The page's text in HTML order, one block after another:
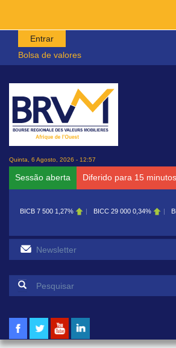
Passar para o conteúdo principal
Entrar
Bolsa de valores
Quinta, 6 Agosto, 2026 - 12:57
Sessão aberta Diferido para 15 minutos
1,27% BICC 29 000 0,34% BNBC 1 915
Formulário de